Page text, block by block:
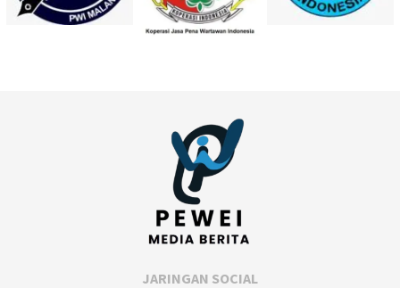
JARINGAN SOCIAL